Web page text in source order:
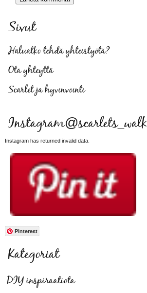
Sivut
Haluatko tehdä yhteistyötä?
Ota yhteyttä
Scarlet ja hyvinvointi
Instagram@scarlets_walk
Instagram has returned invalid data.
Pinterest
Kategoriat
DIY inspiraatiota